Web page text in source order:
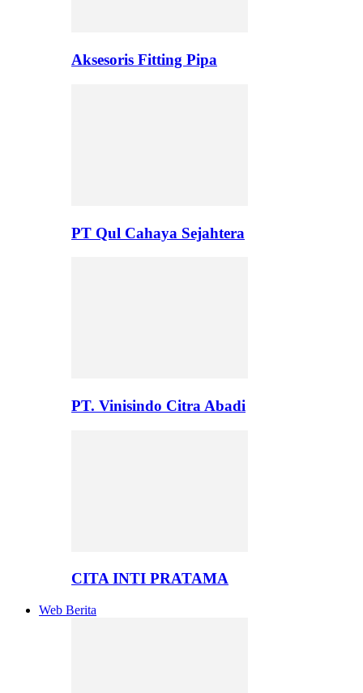
Aksesoris Fitting Pipa
PT Qul Cahaya Sejahtera
PT. Vinisindo Citra Abadi
CITA INTI PRATAMA
Web Berita